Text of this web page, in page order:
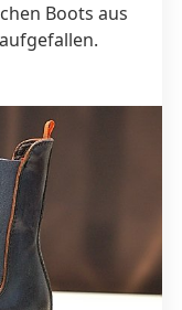
Boots aus